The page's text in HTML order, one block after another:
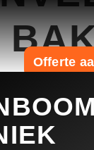
Offerte